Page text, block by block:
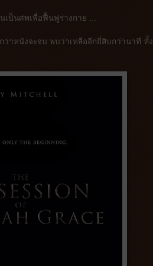
ป็นศพเพื่อฟื้นฟูร่างกาย ...
าหนังจะจบ พบว่าเหลืออีกยี่สิบกว่านาที ทั้ง